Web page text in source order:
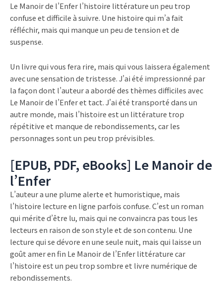
Le Manoir de l’Enfer l’histoire littérature un peu trop
confuse et difficile à suivre. Une histoire qui m’a fait
réfléchir, mais qui manque un peu de tension et de
suspense.
Un livre qui vous fera rire, mais qui vous laissera également
avec une sensation de tristesse. J’ai été impressionné par
la façon dont l’auteur a abordé des thèmes difficiles avec
Le Manoir de l’Enfer et tact. J’ai été transporté dans un
autre monde, mais l’histoire est un littérature trop
répétitive et manque de rebondissements, car les
personnages sont un peu trop prévisibles.
[EPUB, PDF, eBooks] Le Manoir de
l’Enfer
L’auteur a une plume alerte et humoristique, mais
l’histoire lecture en ligne parfois confuse. C’est un roman
qui mérite d’être lu, mais qui ne convaincra pas tous les
lecteurs en raison de son style et de son contenu. Une
lecture qui se dévore en une seule nuit, mais qui laisse un
goût amer en fin Le Manoir de l’Enfer littérature car
l’histoire est un peu trop sombre et livre numérique de
rebondissements.